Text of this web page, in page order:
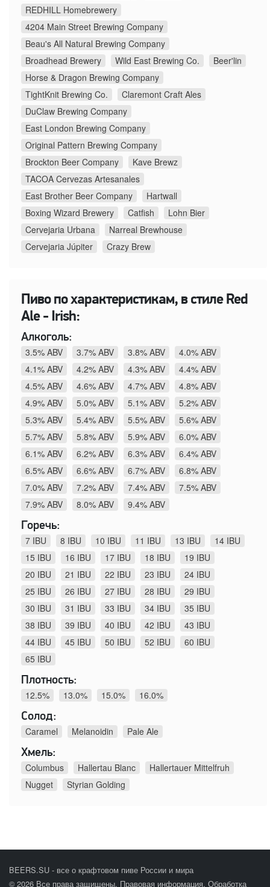
REDHILL Homebrewery
4204 Main Street Brewing Company
Beau's All Natural Brewing Company
Broadhead Brewery
Wild East Brewing Co.
Beer'lin
Horse & Dragon Brewing Company
TightKnit Brewing Co.
Claremont Craft Ales
DuClaw Brewing Company
East London Brewing Company
Original Pattern Brewing Company
Brockton Beer Company
Kave Brewz
TACOA Cervezas Artesanales
East Brother Beer Company
Hartwall
Boxing Wizard Brewery
Catfish
Lohn Bier
Cervejaria Urbana
Narreal Brewhouse
Cervejaria Júpiter
Crazy Brew
Пиво по характеристикам, в стиле Red
Ale - Irish:
Алкоголь:
3.5% ABV
3.7% ABV 3.8% ABV
4.0% ABV
4.1% ABV
4.2% ABV 4.3% ABV
4.4% ABV
4.5% ABV
4.6% ABV 4.7% ABV
4.8% ABV
4.9% ABV
5.0% ABV 5.1% ABV
5.2% ABV
5.3% ABV
5.4% ABV 5.5% ABV
5.6% ABV
5.7% ABV
5.8% ABV 5.9% ABV
6.0% ABV
6.1% ABV
6.2% ABV 6.3% ABV
6.4% ABV
6.5% ABV
6.6% ABV 6.7% ABV
6.8% ABV
7.0% ABV
7.2% ABV 7.4% ABV
7.5% ABV
7.9% ABV
8.0% ABV
9.4% ABV
Горечь:
7 IBU
8 IBU 10 IBU 11 IBU 13 IBU
14 IBU
15 IBU
16 IBU 17 IBU 18 IBU
19 IBU
20 IBU
21 IBU 22 IBU 23 IBU
24 IBU
25 IBU
26 IBU 27 IBU 28 IBU
29 IBU
30 IBU
31 IBU 33 IBU 34 IBU
35 IBU
38 IBU
39 IBU 40 IBU 42 IBU
43 IBU
44 IBU
45 IBU 50 IBU 52 IBU
60 IBU
65 IBU
Плотность:
12.5%
13.0% 15.0%
16.0%
Солод:
Caramel
Melanoidin
Pale Ale
Хмель:
Columbus
Hallertau Blanc
Hallertauer Mittelfruh
Nugget
Styrian Golding
BEERS.SU - все о крафтовом пиве России и мира
© 2026 Все права защищены. Правовая информация. Обработка